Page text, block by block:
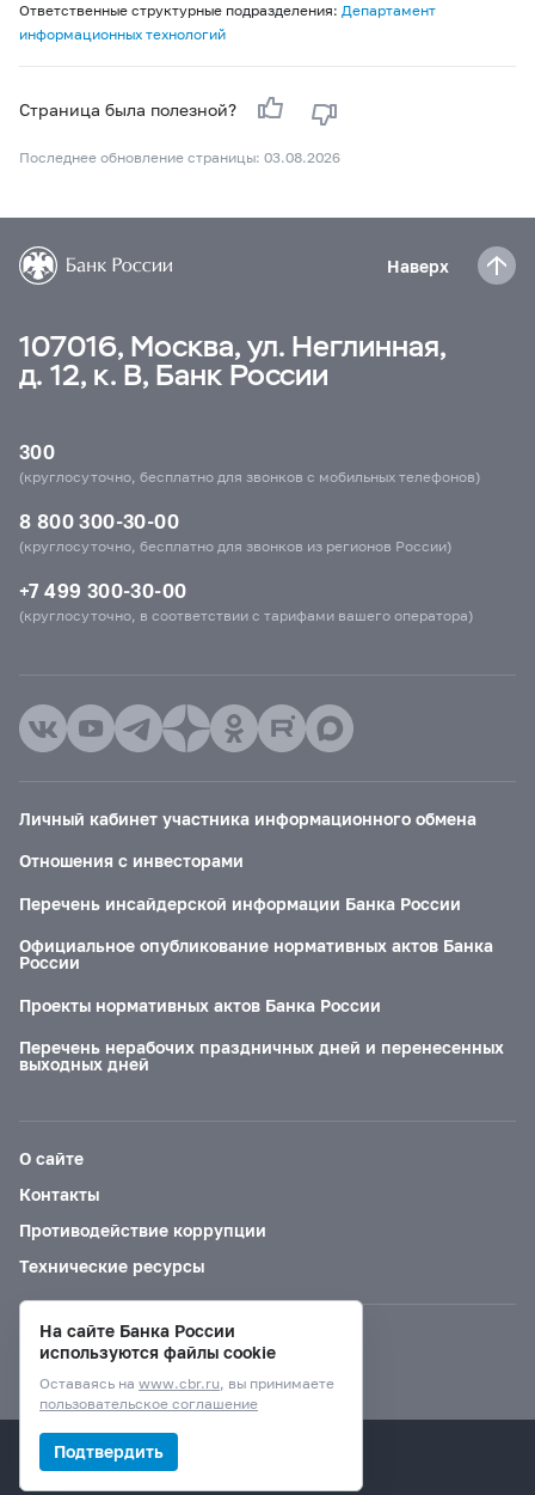
Ответственные структурные подразделения: Департамент
информационных технологий
Страница была полезной?
Последнее обновление страницы: 03.08.2026
Наверх
107016, Москва, ул. Неглинная,
д. 12, к. В, Банк России
300
(круглосуточно, бесплатно для звонков с мобильных телефонов)
8 800 300-30-00
(круглосуточно, бесплатно для звонков из регионов России)
+7 499 300-30-00
(круглосуточно, в соответствии с тарифами вашего оператора)
Личный кабинет участника информационного обмена
Отношения с инвесторами
Перечень инсайдерской информации Банка России
Официальное опубликование нормативных актов Банка
России
Проекты нормативных актов Банка России
Перечень нерабочих праздничных дней и перенесенных
выходных дней
О сайте
Контакты
Противодействие коррупции
Технические ресурсы
Версия для слабовидящих
© Банк России, 2000–2026.
На сайте Банка России
используются файлы cookie
Оставаясь на www.cbr.ru, вы принимаете
пользовательское соглашение
Подтвердить